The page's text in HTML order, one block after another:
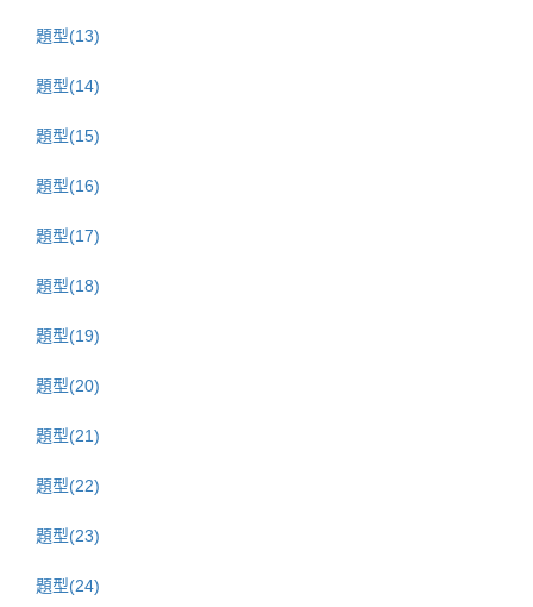
題型(13)
題型(14)
題型(15)
題型(16)
題型(17)
題型(18)
題型(19)
題型(20)
題型(21)
題型(22)
題型(23)
題型(24)